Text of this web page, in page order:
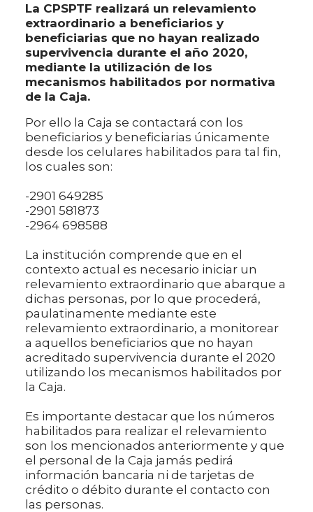
La CPSPTF realizará un relevamiento
extraordinario a beneficiarios y
beneficiarias que no hayan realizado
supervivencia durante el año 2020,
mediante la utilización de los
mecanismos habilitados por normativa
de la Caja.
Por ello la Caja se contactará con los
beneficiarios y beneficiarias únicamente
desde los celulares habilitados para tal fin,
los cuales son:
-2901 649285
-2901 581873
-2964 698588
La institución comprende que en el
contexto actual es necesario iniciar un
relevamiento extraordinario que abarque a
dichas personas, por lo que procederá,
paulatinamente mediante este
relevamiento extraordinario, a monitorear
a aquellos beneficiarios que no hayan
acreditado supervivencia durante el 2020
utilizando los mecanismos habilitados por
la Caja.
Es importante destacar que los números
habilitados para realizar el relevamiento
son los mencionados anteriormente y que
el personal de la Caja jamás pedirá
información bancaria ni de tarjetas de
crédito o débito durante el contacto con
las personas.